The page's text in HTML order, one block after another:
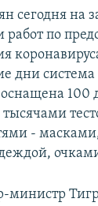
сегодня на
работ по
дни система
100
-
министр